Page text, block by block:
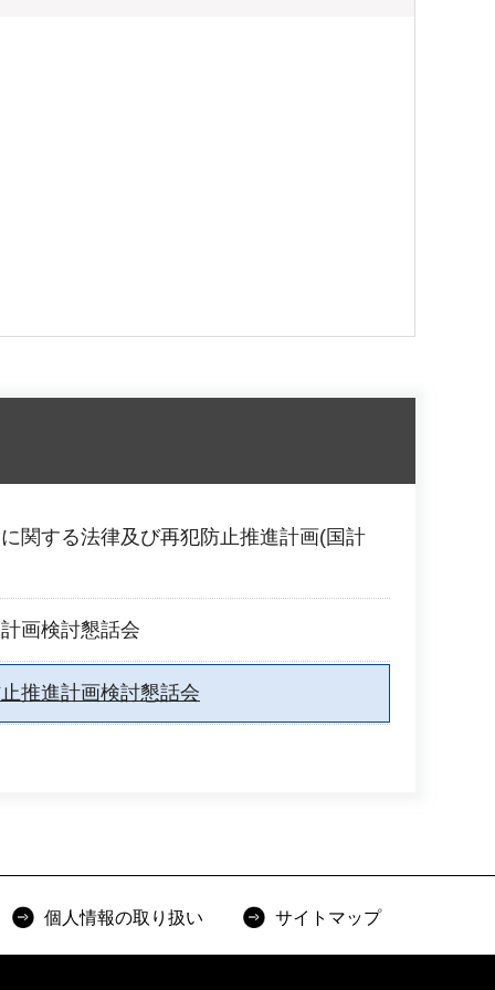
関する法律及び再犯防止推進計画(国計
画検討懇話会
推進計画検討懇話会
個人情報の取り扱い サイトマップ